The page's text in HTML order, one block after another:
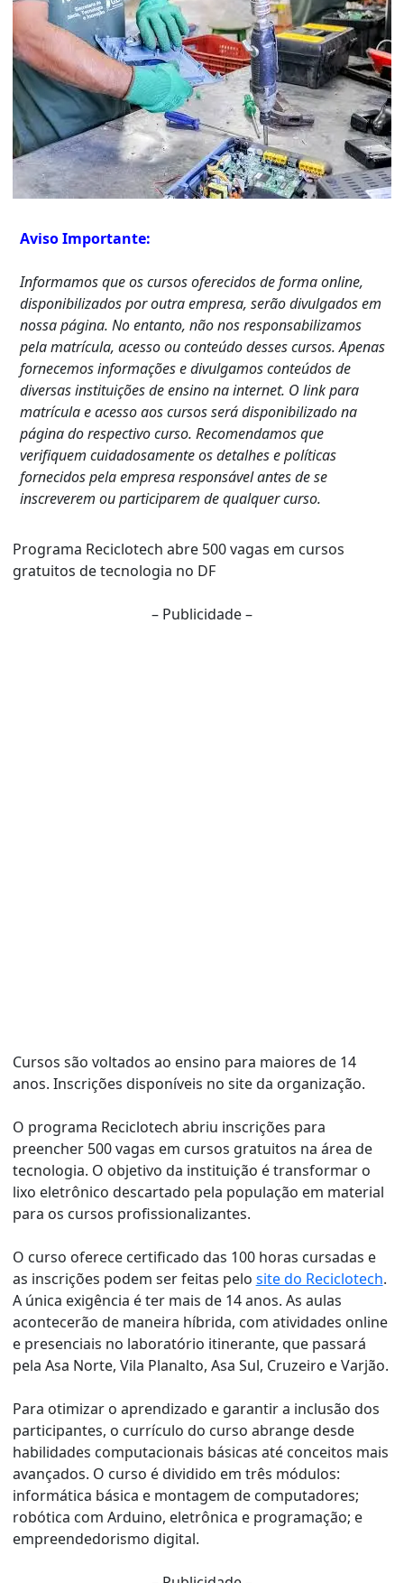
Aviso Importante:
Informamos que os cursos oferecidos de forma online,
disponibilizados por outra empresa, serão divulgados em
nossa página. No entanto, não nos responsabilizamos
pela matrícula, acesso ou conteúdo desses cursos. Apenas
fornecemos informações e divulgamos conteúdos de
diversas instituições de ensino na internet. O link para
matrícula e acesso aos cursos será disponibilizado na
página do respectivo curso. Recomendamos que
verifiquem cuidadosamente os detalhes e políticas
fornecidos pela empresa responsável antes de se
inscreverem ou participarem de qualquer curso.
Programa Reciclotech abre 500 vagas em cursos
gratuitos de tecnologia no DF
– Publicidade –
Cursos são voltados ao ensino para maiores de 14
anos. Inscrições disponíveis no site da organização.
O programa Reciclotech abriu inscrições para
preencher 500 vagas em cursos gratuitos na área de
tecnologia. O objetivo da instituição é transformar o
lixo eletrônico descartado pela população em material
para os cursos profissionalizantes.
O curso oferece certificado das 100 horas cursadas e
as inscrições podem ser feitas pelo site do Reciclotech.
A única exigência é ter mais de 14 anos. As aulas
acontecerão de maneira híbrida, com atividades online
e presenciais no laboratório itinerante, que passará
pela Asa Norte, Vila Planalto, Asa Sul, Cruzeiro e Varjão.
Para otimizar o aprendizado e garantir a inclusão dos
participantes, o currículo do curso abrange desde
habilidades computacionais básicas até conceitos mais
avançados. O curso é dividido em três módulos:
informática básica e montagem de computadores;
robótica com Arduino, eletrônica e programação; e
empreendedorismo digital.